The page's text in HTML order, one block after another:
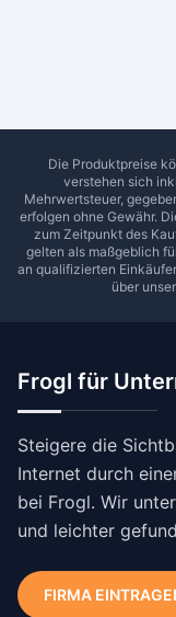
Die Produktpreise
verstehen sich
Mehrwertsteuer,
erfolgen ohne Gewähr.
zum Zeitpunkt des
gelten als maßgeblich
an qualifizierten
über
Frogl für
Steigere die
Internet durch
bei Frogl. Wir
und leichter
FIRMA